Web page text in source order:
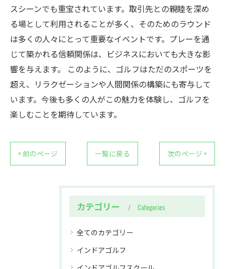
スシーンでも重宝されています。取引先との親睦を深め
る場として利用されることが多く、そのためのラウンド
は多くの人々にとって重要なイベントです。プレーを通
じて築かれる信頼関係は、ビジネスにおいても大きな影
響を与えます。 このように、ゴルフはただのスポーツを
超え、リラクゼーションや人間関係の構築にも寄与して
います。今後も多くの人がこの魅力を体験し、ゴルフを
楽しむことを期待しています。
< 前のページ 一覧に戻る 次のページ >
カテゴリー Categories
全てのカテゴリー
インドアゴルフ